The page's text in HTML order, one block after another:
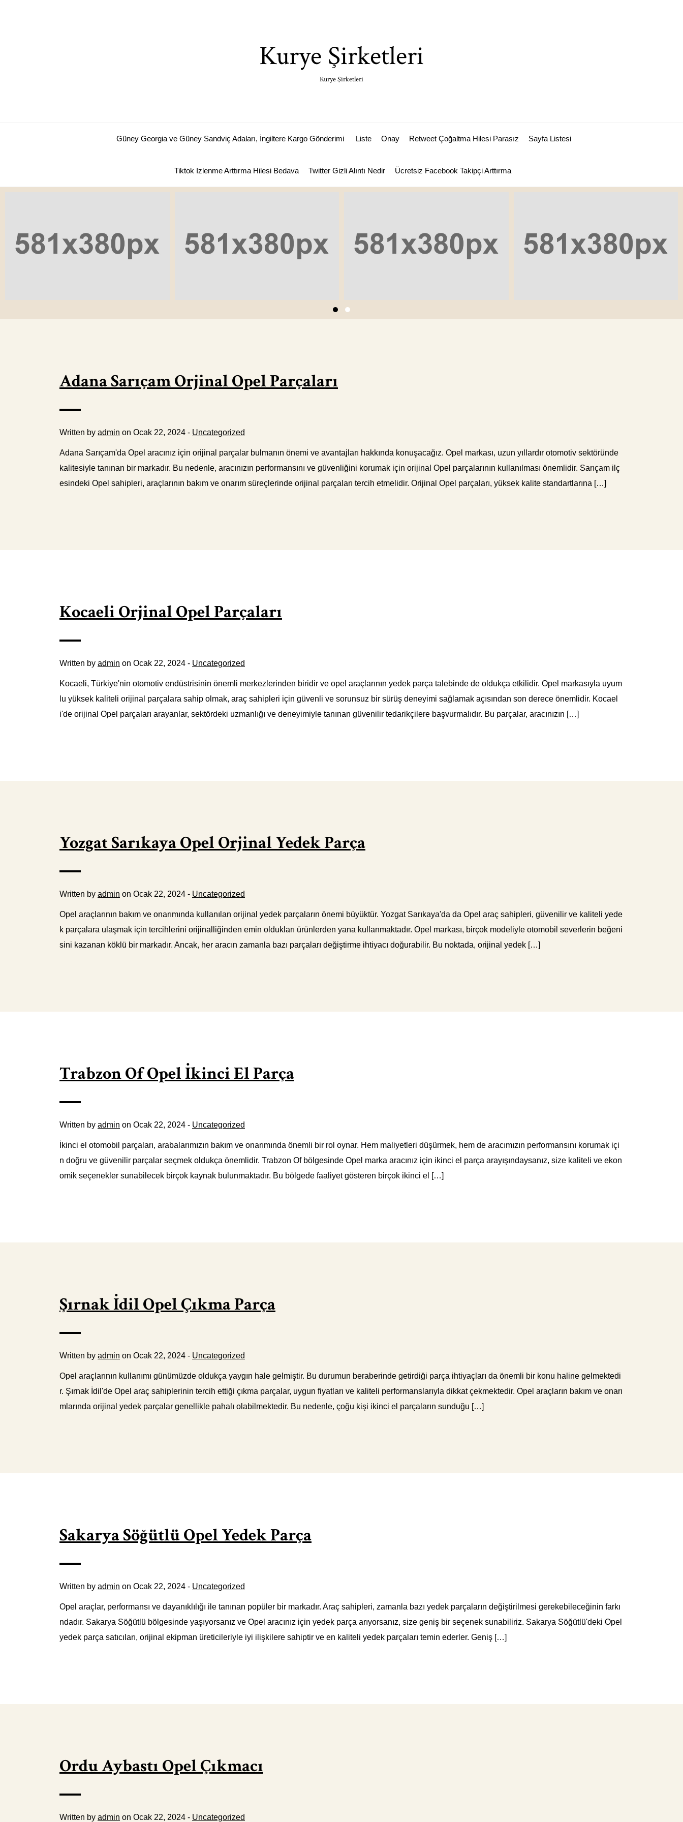
Kurye Şirketleri
Kurye Şirketleri
Güney Georgia ve Güney Sandviç Adaları, İngiltere Kargo Gönderimi Liste Onay Retweet Çoğaltma Hilesi Parasız Sayfa Listesi
Tiktok Izlenme Arttırma Hilesi Bedava Twitter Gizli Alıntı Nedir Ücretsiz Facebook Takipçi Arttırma
Adana Sarıçam Orjinal Opel Parçaları
Written by admin on Ocak 22, 2024 - Uncategorized
Adana Sarıçam'da Opel aracınız için orijinal parçalar bulmanın önemi ve avantajları hakkında konuşacağız. Opel markası, uzun yıllardır otomotiv sektöründe
kalitesiyle tanınan bir markadır. Bu nedenle, aracınızın performansını ve güvenliğini korumak için orijinal Opel parçalarının kullanılması önemlidir. Sarıçam ilç
esindeki Opel sahipleri, araçlarının bakım ve onarım süreçlerinde orijinal parçaları tercih etmelidir. Orijinal Opel parçaları, yüksek kalite standartlarına […]
Kocaeli Orjinal Opel Parçaları
Written by admin on Ocak 22, 2024 - Uncategorized
Kocaeli, Türkiye'nin otomotiv endüstrisinin önemli merkezlerinden biridir ve opel araçlarının yedek parça talebinde de oldukça etkilidir. Opel markasıyla uyum
lu yüksek kaliteli orijinal parçalara sahip olmak, araç sahipleri için güvenli ve sorunsuz bir sürüş deneyimi sağlamak açısından son derece önemlidir. Kocael
i'de orijinal Opel parçaları arayanlar, sektördeki uzmanlığı ve deneyimiyle tanınan güvenilir tedarikçilere başvurmalıdır. Bu parçalar, aracınızın […]
Yozgat Sarıkaya Opel Orjinal Yedek Parça
Written by admin on Ocak 22, 2024 - Uncategorized
Opel araçlarının bakım ve onarımında kullanılan orijinal yedek parçaların önemi büyüktür. Yozgat Sarıkaya'da da Opel araç sahipleri, güvenilir ve kaliteli yede
k parçalara ulaşmak için tercihlerini orijinalliğinden emin oldukları ürünlerden yana kullanmaktadır. Opel markası, birçok modeliyle otomobil severlerin beğeni
sini kazanan köklü bir markadır. Ancak, her aracın zamanla bazı parçaları değiştirme ihtiyacı doğurabilir. Bu noktada, orijinal yedek […]
Trabzon Of Opel İkinci El Parça
Written by admin on Ocak 22, 2024 - Uncategorized
İkinci el otomobil parçaları, arabalarımızın bakım ve onarımında önemli bir rol oynar. Hem maliyetleri düşürmek, hem de aracımızın performansını korumak içi
n doğru ve güvenilir parçalar seçmek oldukça önemlidir. Trabzon Of bölgesinde Opel marka aracınız için ikinci el parça arayışındaysanız, size kaliteli ve ekon
omik seçenekler sunabilecek birçok kaynak bulunmaktadır. Bu bölgede faaliyet gösteren birçok ikinci el […]
Şırnak İdil Opel Çıkma Parça
Written by admin on Ocak 22, 2024 - Uncategorized
Opel araçlarının kullanımı günümüzde oldukça yaygın hale gelmiştir. Bu durumun beraberinde getirdiği parça ihtiyaçları da önemli bir konu haline gelmektedi
r. Şırnak İdil'de Opel araç sahiplerinin tercih ettiği çıkma parçalar, uygun fiyatları ve kaliteli performanslarıyla dikkat çekmektedir. Opel araçların bakım ve onarı
mlarında orijinal yedek parçalar genellikle pahalı olabilmektedir. Bu nedenle, çoğu kişi ikinci el parçaların sunduğu […]
Sakarya Söğütlü Opel Yedek Parça
Written by admin on Ocak 22, 2024 - Uncategorized
Opel araçlar, performansı ve dayanıklılığı ile tanınan popüler bir markadır. Araç sahipleri, zamanla bazı yedek parçaların değiştirilmesi gerekebileceğinin farkı
ndadır. Sakarya Söğütlü bölgesinde yaşıyorsanız ve Opel aracınız için yedek parça arıyorsanız, size geniş bir seçenek sunabiliriz. Sakarya Söğütlü'deki Opel
yedek parça satıcıları, orijinal ekipman üreticileriyle iyi ilişkilere sahiptir ve en kaliteli yedek parçaları temin ederler. Geniş […]
Ordu Aybastı Opel Çıkmacı
Written by admin on Ocak 22, 2024 - Uncategorized